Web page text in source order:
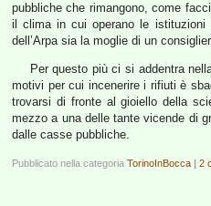
pubbliche che rimangono, come
il clima in cui operano le
dell’Arpa sia la moglie di un
Per questo più ci si addentra
motivi per cui incenerire i rifiuti è
trovarsi di fronte al gioiello della
mezzo a una delle tante vicende di
dalle casse pubbliche.
Pubblicato nella categoria TorinoInBocca | 2